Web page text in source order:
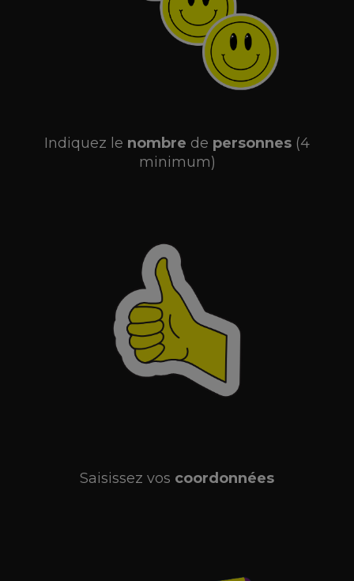
Indiquez le nombre de personnes (4
minimum)
Saisissez vos coordonnées